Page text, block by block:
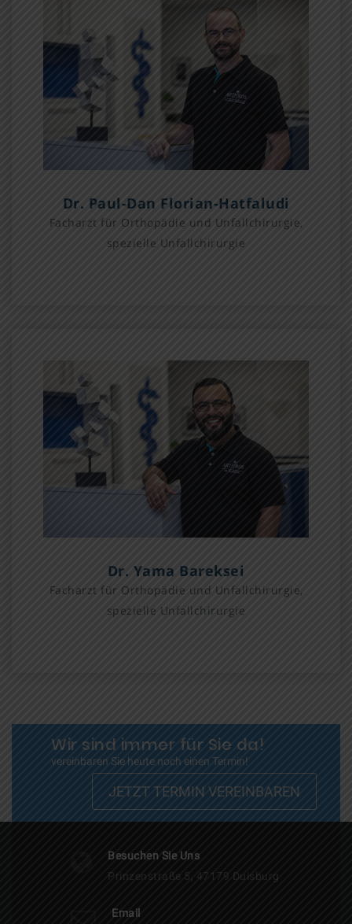
Dr. Paul-Dan Florian-Hatfaludi
Facharzt für Orthopädie und Unfallchirurgie,
spezielle Unfallchirurgie
Dr. Yama Bareksei
Facharzt für Orthopädie und Unfallchirurgie,
spezielle Unfallchirurgie
Wir sind immer für Sie da!
vereinbaren Sie heute noch einen Termin!
JETZT TERMIN VEREINBAREN
Besuchen Sie Uns
Prinzenstraße 5, 47179 Duisburg
Email